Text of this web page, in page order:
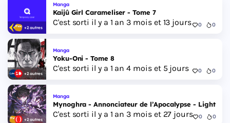
+2 autres
Manga
Kaijû Girl Carameliser - Tome 7
C'est sorti il y a 1 an 3 mois et 13 jours 0 0
+2 autres
Manga
Yoku-Oni - Tome 8
C'est sorti il y a 1 an 4 mois et 5 jours 0 0
+2 autres
Manga
Mynoghra - Annonciateur de l’Apocalypse - Light
C'est sorti il y a 1 an 3 mois et 27 jours 0 0